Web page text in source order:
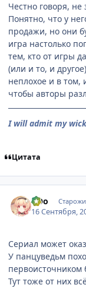
Честно говоря, не
Понятно, что у
продажи, но они
игра настолько
тем, кто от игры
(или и то, и
неплохое и в том,
чтобы авторы
I will admit my
Цитата
оОо
16 Сентября,
Сериал может
У панцуведьм
первоисточником
Тут тоже от них